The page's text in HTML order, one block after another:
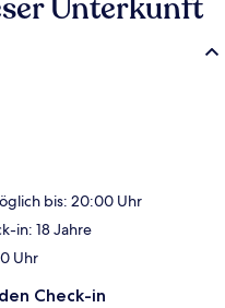
Unterkunft
bis: 20:00 Uhr
in: 18 Jahre
Uhr
Check-in